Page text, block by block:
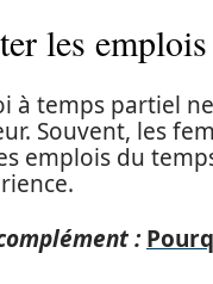
les
à temps partiel
Souvent, les
emplois du
: